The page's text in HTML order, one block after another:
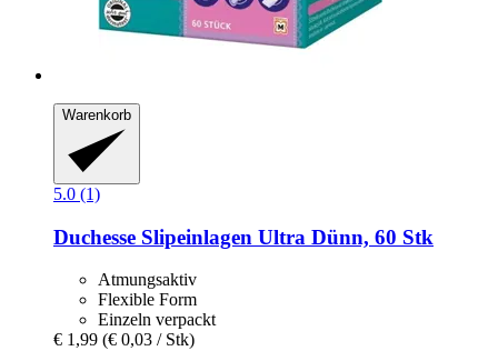
Warenkorb
5.0 (1)
Duchesse Slipeinlagen Ultra Dünn, 60 Stk
Atmungsaktiv
Flexible Form
Einzeln verpackt
€ 1,99 (€ 0,03 / Stk)